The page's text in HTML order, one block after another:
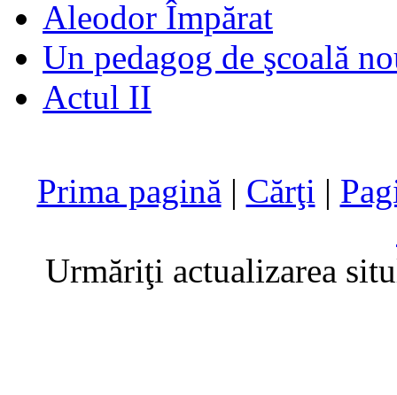
Aleodor Împărat
Un pedagog de şcoală
Actul II
Prima pagină | Cărţi |
Urmăriţi actualizarea